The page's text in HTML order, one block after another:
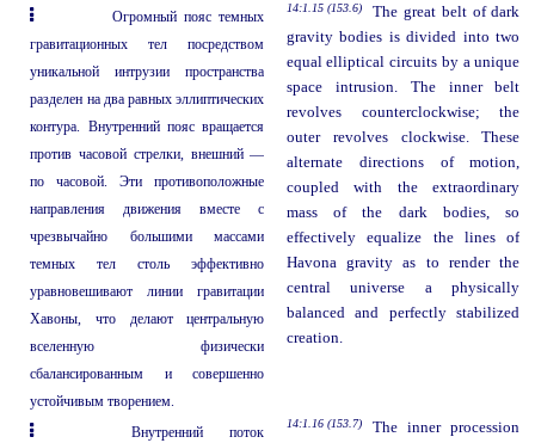
Огромный пояс темных
гравитационных тел посредством
уникальной интрузии пространства
разделен на два равных эллиптических
контура. Внутренний пояс вращается
против часовой стрелки, внешний —
по часовой. Эти противоположные
направления движения вместе с
чрезвычайно большими массами
темных тел столь эффективно
уравновешивают линии гравитации
Хавоны, что делают центральную
вселенную физически
сбалансированным и совершенно
устойчивым творением.
14:1.15 (153.6)
The great belt of dark
gravity bodies is divided into two
equal elliptical circuits by a unique
space intrusion. The inner belt
revolves counterclockwise; the
outer revolves clockwise. These
alternate directions of motion,
coupled with the extraordinary
mass of the dark bodies, so
effectively equalize the lines of
Havona gravity as to render the
central universe a physically
balanced and perfectly stabilized
creation.
Внутренний поток
14:1.16 (153.7)
The inner procession